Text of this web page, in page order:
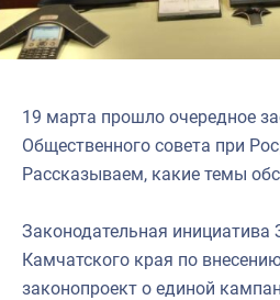
19 марта прошло очередное
Общественного совета при
Рассказываем, какие темы
Законодательная инициатива
Камчатского края по
законопроект о единой